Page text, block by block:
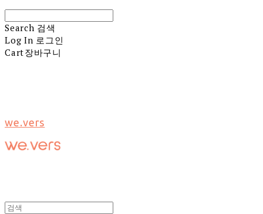
Search 검색
Log In 로그인
Cart장바구니
we.vers